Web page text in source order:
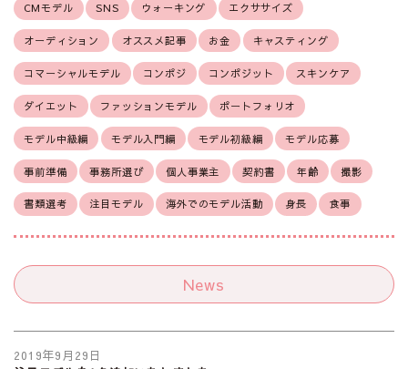
CMモデル SNS ウォーキング エクササイズ
オーディション オススメ記事 お金 キャスティング
コマーシャルモデル コンポジ コンポジット スキンケア
ダイエット ファッションモデル ポートフォリオ
モデル中級編 モデル入門編 モデル初級編 モデル応募
事前準備 事務所選び 個人事業主 契約書 年齢 撮影
書類選考 注目モデル 海外でのモデル活動 身長 食事
News
2019年9月29日